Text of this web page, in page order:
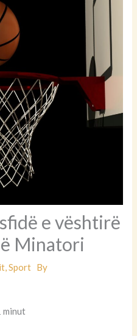
e vështirë
Minatori
,Sport By
minut